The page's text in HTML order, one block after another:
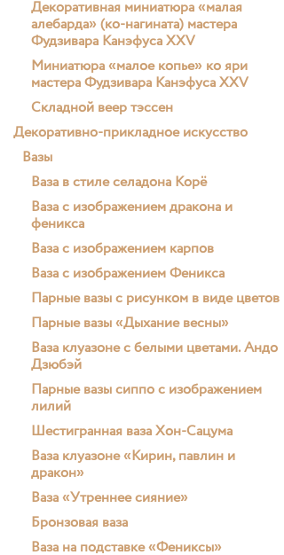
Декоративная миниатюра «малая
алебарда» (ко-нагината) мастера
Фудзивара Канэфуса XXV
Миниатюра «малое копье» ко яри
мастера Фудзивара Канэфуса XXV
Складной веер тэссен
Декоративно-прикладное искусство
Вазы
Ваза в стиле селадона Корё
Ваза с изображением дракона и
феникса
Ваза c изображением карпов
Ваза с изображением Феникса
Парные вазы с рисунком в виде цветов
Парные вазы «Дыхание весны»
Ваза клуазоне с белыми цветами. Андо
Дзюбэй
Парные вазы сиппо с изображением
лилий
Шестигранная ваза Хон-Сацума
Ваза клуазоне «Кирин, павлин и
дракон»
Ваза «Утреннее сияние»
Бронзовая ваза
Ваза на подставке «Фениксы»